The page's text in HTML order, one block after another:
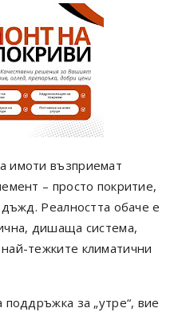
имоти възприемат
– просто покритие,
Реалността обаче е
дишаща система,
тежките климатични
поддръжка за „утре“, вие